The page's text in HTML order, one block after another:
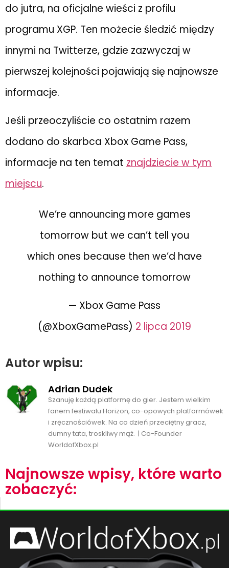
do jutra, na oficjalne wieści z profilu
programu XGP. Ten możecie śledzić między
innymi na Twitterze, gdzie zazwyczaj w
pierwszej kolejności pojawiają się najnowsze
informacje.
Jeśli przeoczyliście co ostatnim razem
dodano do skarbca Xbox Game Pass,
informacje na ten temat znajdziecie w tym
miejscu.
We’re announcing more games
tomorrow but we can’t tell you
which ones because then we’d have
nothing to announce tomorrow
— Xbox Game Pass
(@XboxGamePass) 2 lipca 2019
Autor wpisu:
Adrian Dudek
Szanuję każdą platformę do gier. Jestem wielkim
fanem festiwalu Horizon, co-opowych platformówek
i zręcznościówek. Na co dzień przeciętny gracz,
dumny tata, troskliwy mąż. | Co-Founder
WorldofXbox.pl
Najnowsze wpisy, które warto
zobaczyć: